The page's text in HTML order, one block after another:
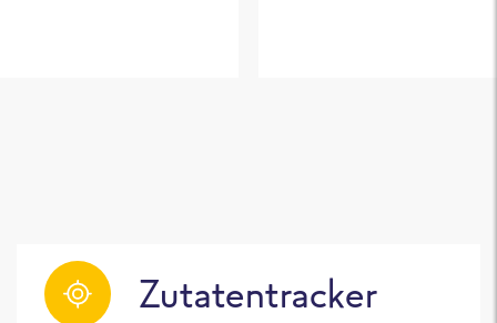
Zutatentracker